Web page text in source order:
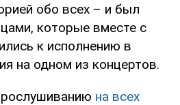
обо всех – и был
которые вместе с
к исполнению в
на одном из концертов.
на всех